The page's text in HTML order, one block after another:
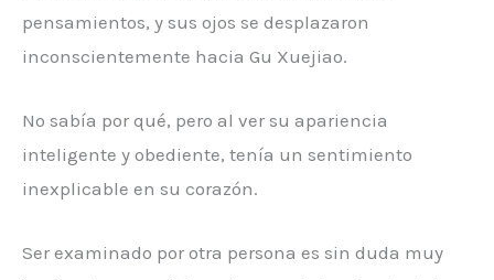
pensamientos, y sus ojos se desplazaron
inconscientemente hacia Gu Xuejiao.
No sabía por qué, pero al ver su apariencia
inteligente y obediente, tenía un sentimiento
inexplicable en su corazón.
Ser examinado por otra persona es sin duda muy